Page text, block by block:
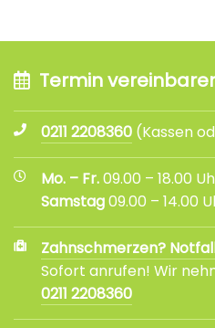
Termin
0211 2208360 (Kassen
Mo. – Fr.09.00 – 18.00
Samstag09.00 – 14.00
Zahnschmerzen?
Sofort anrufen! Wir
0211 2208360